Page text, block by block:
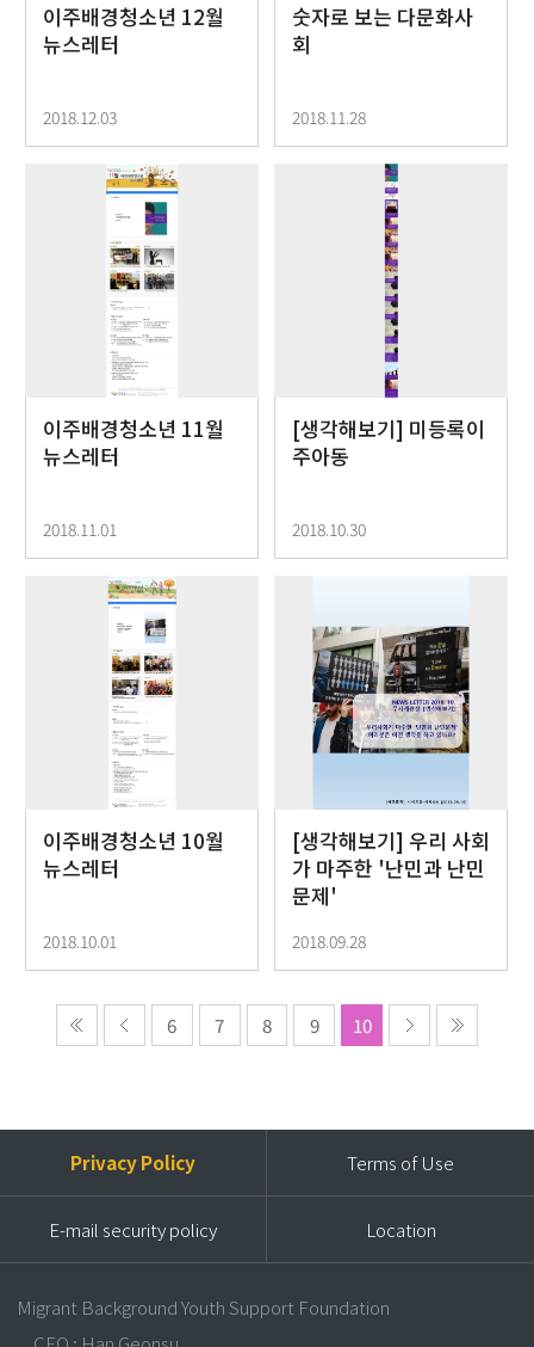
이주배경청소년 12월
뉴스레터
2018.12.03
숫자로 보는 다문화사
회
2018.11.28
이주배경청소년 11월
뉴스레터
2018.11.01
[생각해보기] 미등록이
주아동
2018.10.30
이주배경청소년 10월
뉴스레터
2018.10.01
[생각해보기] 우리 사회
가 마주한 '난민과 난민
문제'
2018.09.28
6 7 8 9 10
Privacy Policy Terms of Use
E-mail security policy Location
Migrant Background Youth Support Foundation